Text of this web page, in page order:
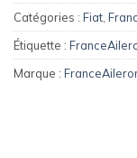
Catégories : Fiat
Étiquette :
Marque :